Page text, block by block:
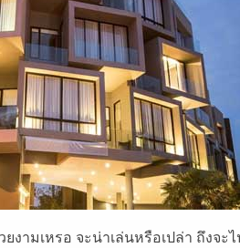
ามเหรอ จะน่าเล่นหรือเปล่า ถึงจะ